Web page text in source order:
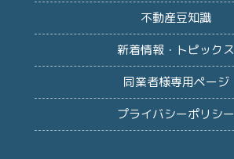
不動産豆知識
新着情報・トピックス
同業者様専用ページ
プライバシーポリシー